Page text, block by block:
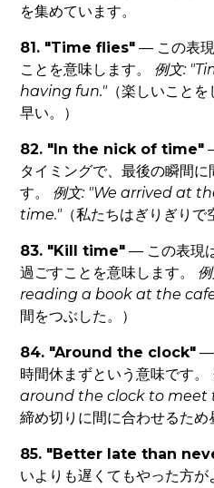
を集めています。
81. "Time flies" — この表
ことを意味します。 例文:
having fun."（楽しいことを
早い。）
82. "In the nick of time"
タイミングで、最後の瞬間に
す。 例文: "We arrived at
time."（私たちはぎりぎりで
83. "Kill time" — この表現
過ごすことを意味します。
reading a book at the
間をつぶした。）
84. "Around the clock" —
時間休まずという意味です。
around the clock to meet
締め切りに間に合わせるため
85. "Better late than
いよりも遅くてもやった方が